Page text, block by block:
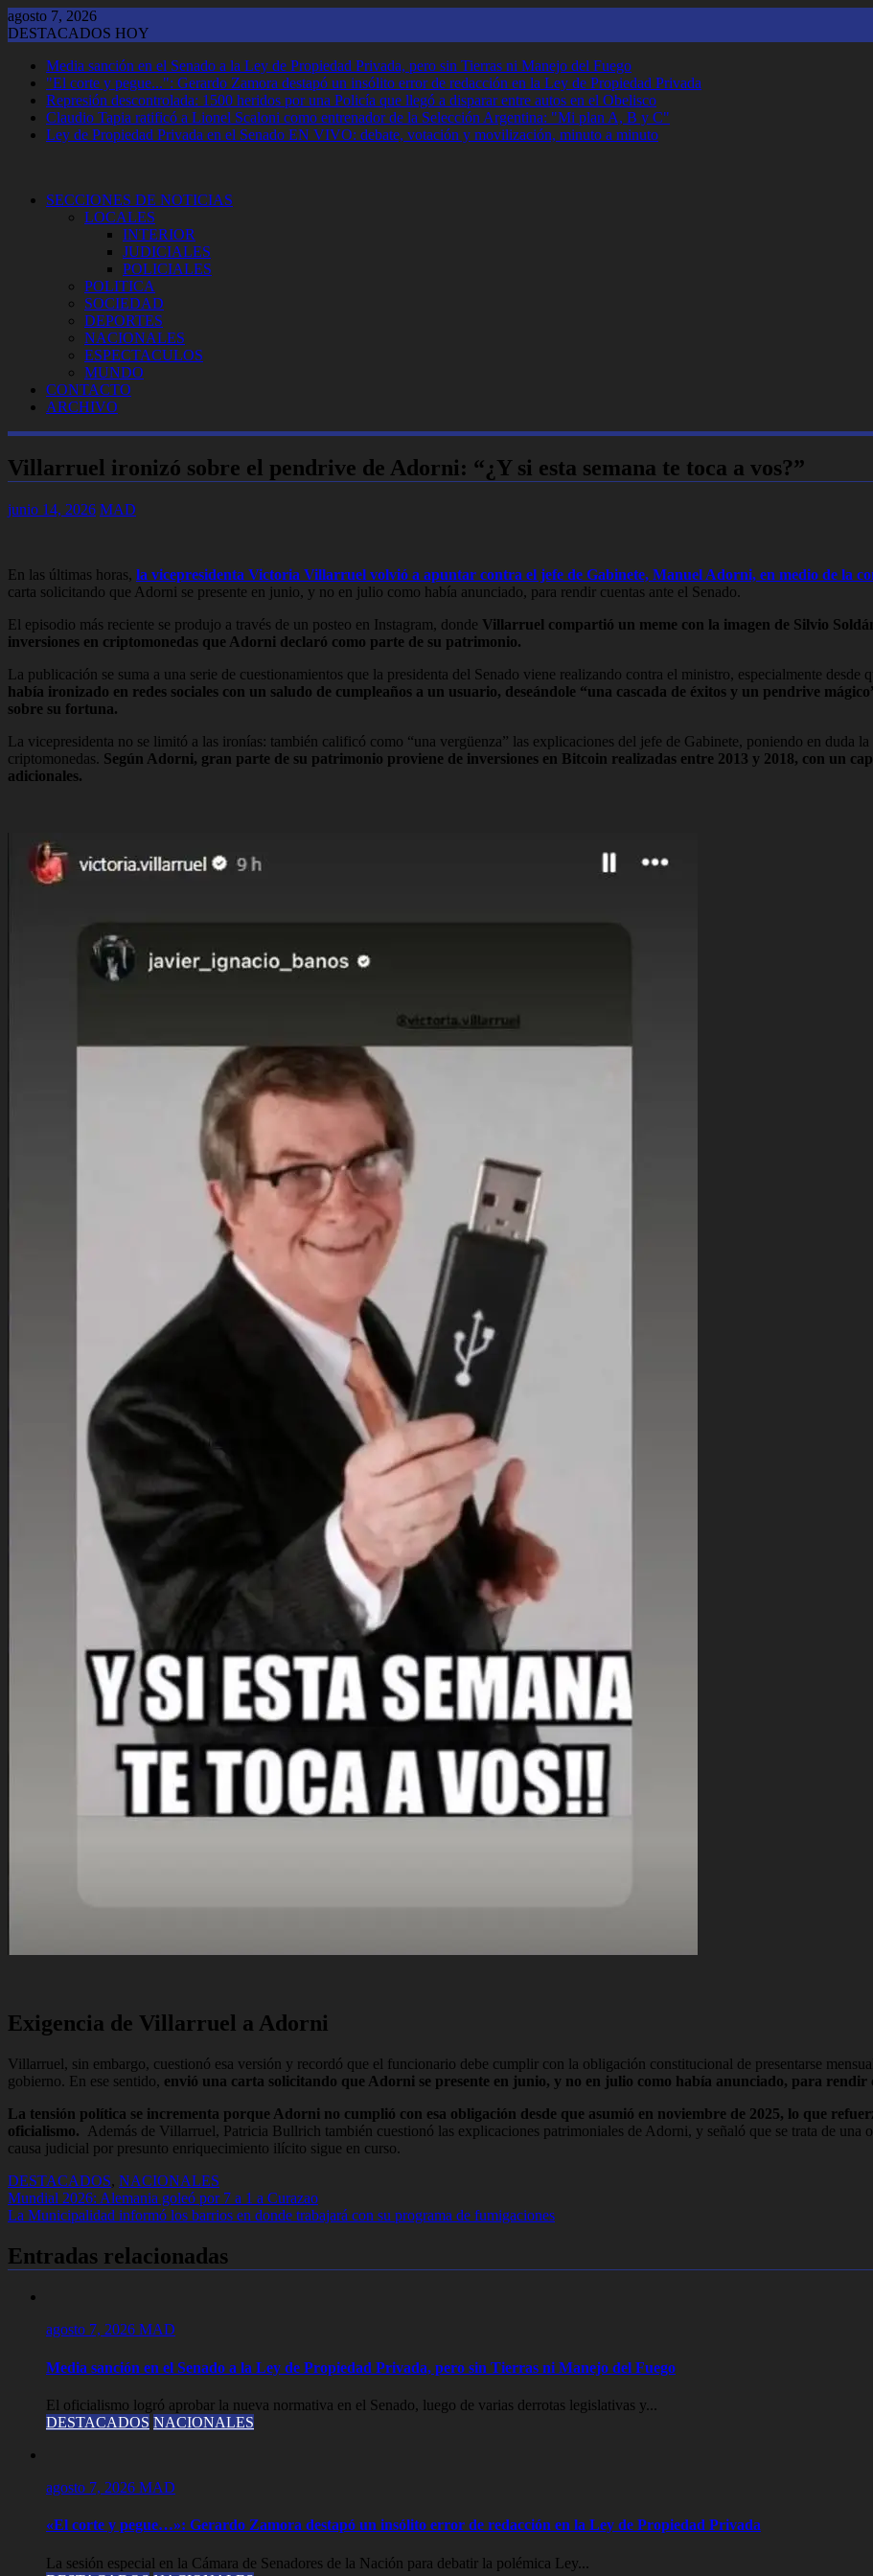
Saltar
al
agosto 7, 2026
DESTACADOS HOY
Media sanción en el Senado a la Ley de Propiedad Privada, pero sin Tierras ni Manejo del Fuego
"El corte y pegue...": Gerardo Zamora destapó un insólito error de redacción en la Ley de Propiedad Privada
Represión descontrolada: 1500 heridos por una Policía que llegó a disparar entre autos en el Obelisco
Claudio Tapia ratificó a Lionel Scaloni como entrenador de la Selección Argentina: "Mi plan A, B y C"
Ley de Propiedad Privada en el Senado EN VIVO: debate, votación y movilización, minuto a minuto
SECCIONES DE NOTICIAS
LOCALES
INTERIOR
JUDICIALES
POLICIALES
POLITICA
SOCIEDAD
DEPORTES
NACIONALES
ESPECTACULOS
MUNDO
CONTACTO
ARCHIVO
Villarruel ironizó sobre el pendrive de Adorni: “¿Y si esta semana te toca a vos?”
junio 14, 2026 MAD
En las últimas horas, la vicepresidenta Victoria Villarruel volvió a apuntar contra el jefe de Gabinete, Manuel Adorni, en medio de la
carta solicitando que Adorni se presente en junio, y no en julio como había anunciado, para rendir cuentas ante el Senado.
El episodio más reciente se produjo a través de un posteo en Instagram, donde Villarruel compartió un meme con la imagen de Silvio
inversiones en criptomonedas que Adorni declaró como parte de su patrimonio.
La publicación se suma a una serie de cuestionamientos que la presidenta del Senado viene realizando contra el ministro, especialmente desde
había ironizado en redes sociales con un saludo de cumpleaños a un usuario, deseándole “una cascada de éxitos y un pendrive
sobre su fortuna.
La vicepresidenta no se limitó a las ironías: también calificó como “una vergüenza” las explicaciones del jefe de Gabinete, poniendo en duda
criptomonedas. Según Adorni, gran parte de su patrimonio proviene de inversiones en Bitcoin realizadas entre 2013 y 2018, con un
adicionales.
Exigencia de Villarruel a Adorni
Villarruel, sin embargo, cuestionó esa versión y recordó que el funcionario debe cumplir con la obligación constitucional de presentarse
gobierno. En ese sentido, envió una carta solicitando que Adorni se presente en junio, y no en julio como había anunciado, para rendir
La tensión política se incrementa porque Adorni no cumplió con esa obligación desde que asumió en noviembre de 2025, lo que
oficialismo.
Además de Villarruel, Patricia Bullrich también cuestionó las explicaciones patrimoniales de Adorni, y señaló que se trata de una
causa judicial por presunto enriquecimiento ilícito sigue en curso.
DESTACADOS, NACIONALES
Navegación
de
entradas
Mundial 2026: Alemania goleó por 7 a 1 a Curazao
La Municipalidad informó los barrios en donde trabajará con su programa de fumigaciones
Entradas relacionadas
agosto 7, 2026 MAD
Media sanción en el Senado a la Ley de Propiedad Privada, pero sin Tierras ni Manejo del Fuego
El oficialismo logró aprobar la nueva normativa en el Senado, luego de varias derrotas legislativas y...
DESTACADOS NACIONALES
agosto 7, 2026 MAD
«El corte y pegue…»: Gerardo Zamora destapó un insólito error de redacción en la Ley de Propiedad Privada
La sesión especial en la Cámara de Senadores de la Nación para debatir la polémica Ley...